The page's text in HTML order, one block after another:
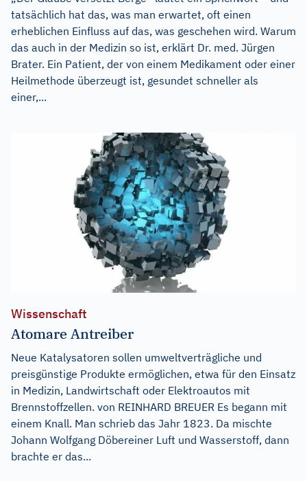
tatsächlich hat das, was man erwartet, oft einen
erheblichen Einfluss auf das, was geschehen wird. Warum
das auch in der Medizin so ist, erklärt Dr. med. Jürgen
Brater. Ein Patient, der von einem Medikament oder einer
Heilmethode überzeugt ist, gesundet schneller als
einer,...
Wissenschaft
Atomare Antreiber
Neue Katalysatoren sollen umweltverträgliche und
preisgünstige Produkte ermöglichen, etwa für den Einsatz
in Medizin, Landwirtschaft oder Elektroautos mit
Brennstoffzellen. von REINHARD BREUER Es begann mit
einem Knall. Man schrieb das Jahr 1823. Da mischte
Johann Wolfgang Döbereiner Luft und Wasserstoff, dann
brachte er das...